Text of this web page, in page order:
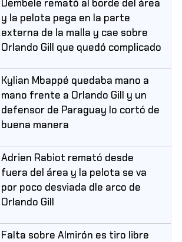
Dembele remató al borde del área
y la pelota pega en la parte
externa de la malla y cae sobre
Orlando Gill que quedó complicado
Kylian Mbappé quedaba mano a
mano frente a Orlando Gill y un
defensor de Paraguay lo cortó de
buena manera
Adrien Rabiot remató desde
fuera del área y la pelota se va
por poco desviada dle arco de
Orlando Gill
Falta sobre Almirón es tiro libre